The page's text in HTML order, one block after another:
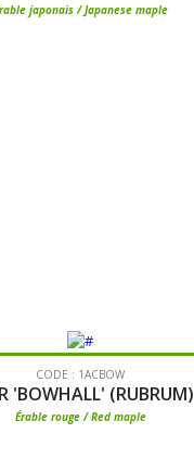
japonais / Japanese maple
CODE : 1ACBOW
'BOWHALL' (RUBRUM)
Érable rouge / Red maple